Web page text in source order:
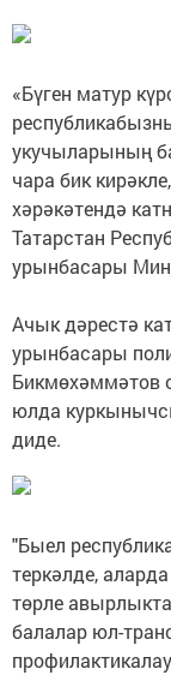
«Бүген матур
укучыларының
чара бик
хәрәкәтендә
Татарстан
урынбасары
Ачык дәрестә
урынбасары
Бикмөхәммәтов
юлда
диде.
"Быел
теркәлде,
төрле
балалар юл-